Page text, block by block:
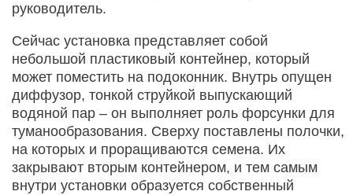
руководитель.
Сейчас установка представляет собой
небольшой пластиковый контейнер, который
может поместить на подоконник. Внутрь опущен
диффузор, тонкой струйкой выпускающий
водяной пар – он выполняет роль форсунки для
туманообразования. Сверху поставлены полочки,
на которых и проращиваются семена. Их
закрывают вторым контейнером, и тем самым
внутри установки образуется собственный